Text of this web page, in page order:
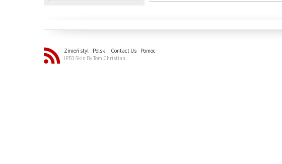
Zmień styl Polski Contact Us
Pomoc
IPB3 Skin By Tom Christian.